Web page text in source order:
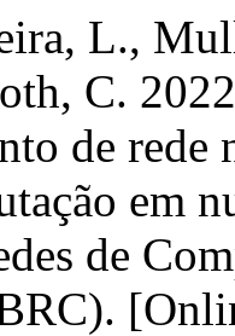
L.,
C.
de rede
em
de